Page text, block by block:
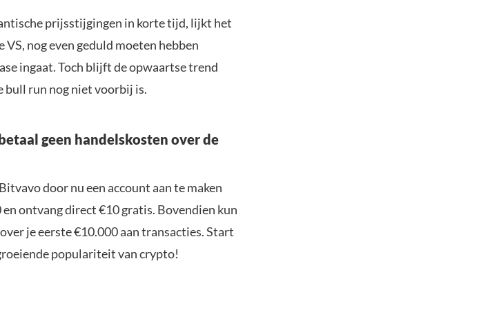
prijsstijgingen in korte tijd, lijkt het
nog even geduld moeten hebben
ingaat. Toch blijft de opwaartse trend
bull run nog niet voorbij is.
geen handelskosten over de
door nu een account aan te maken
ontvang direct €10 gratis. Bovendien kun
je eerste €10.000 aan transacties. Start
populariteit van crypto!